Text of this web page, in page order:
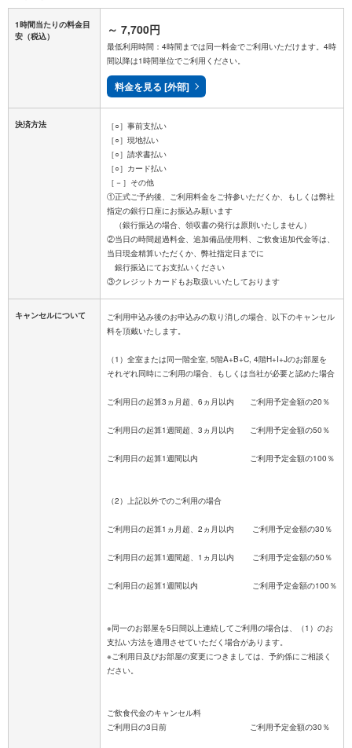
1時間当たりの料金目
安 （税込） ～ 7,700円
最低利用時間：4時間までは同一料金でご利用いただけます。4時
間以降は1時間単位でご利用ください。
料金を見る [外部]
決済方法
［○］事前支払い
［○］現地払い
［○］請求書払い
［○］カード払い
［－］その他
①正式ご予約後、ご利用料金をご持参いただくか、もしくは弊社
指定の銀行口座にお振込み願います
（銀行振込の場合、領収書の発行は原則いたしません）
②当日の時間超過料金、追加備品使用料、ご飲食追加代金等は、
当日現金精算いただくか、弊社指定日までに
銀行振込にてお支払いください
キャンセルについて
ご利用申込み後のお申込みの取り消しの場合、以下のキャンセル
料を頂戴いたします。
（1）全室または同一階全室, 5階A+B+C, 4階H+I+Jのお部屋を
それぞれ同時にご利用の場合、もしくは当社が必要と認めた場合
ご利用日の起算3ヵ月超、6ヵ月以内 ご利用予定金額の20％
ご利用日の起算1週間超、3ヵ月以内 ご利用予定金額の50％
ご利用日の起算1週間以内 ご利用予定金額の100％
（2）上記以外でのご利用の場合
ご利用日の起算1ヵ月超、2ヵ月以内 ご利用予定金額の30％
ご利用日の起算1週間超、1ヵ月以内 ご利用予定金額の50％
ご利用日の起算1週間以内 ご利用予定金額の100％
※同一のお部屋を5日間以上連続してご利用の場合は、（1）のお
支払い方法を適用させていただく場合があります。
※ご利用日及びお部屋の変更につきましては、予約係にご相談く
ださい。
ご飲食代金のキャンセル料
ご利用日の3日前 ご利用予定金額の30％